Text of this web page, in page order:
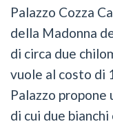
Palazzo Cozza
della Madonna
di circa due
vuole al costo di
Palazzo propone
di cui due